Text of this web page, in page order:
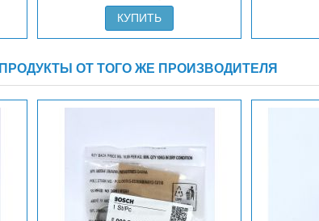
КУПИТЬ
ПРОДУКТЫ ОТ ТОГО ЖЕ ПРОИЗВОДИТЕЛЯ